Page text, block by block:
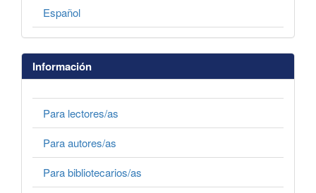
Español
Información
Para lectores/as
Para autores/as
Para bibliotecarios/as